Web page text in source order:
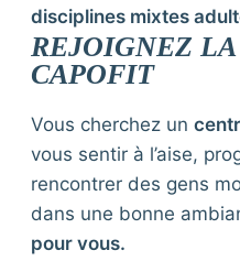
disciplines mixtes
REJOIGNEZ
CAPOFIT
Vous cherchez un
vous sentir à l’aise,
rencontrer des gens
dans une bonne
pour vous.